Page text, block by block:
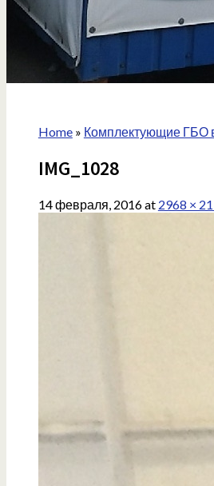
Home» Комплектующие ГБО
IMG_1028
14 февраля, 2016at 2968 ×